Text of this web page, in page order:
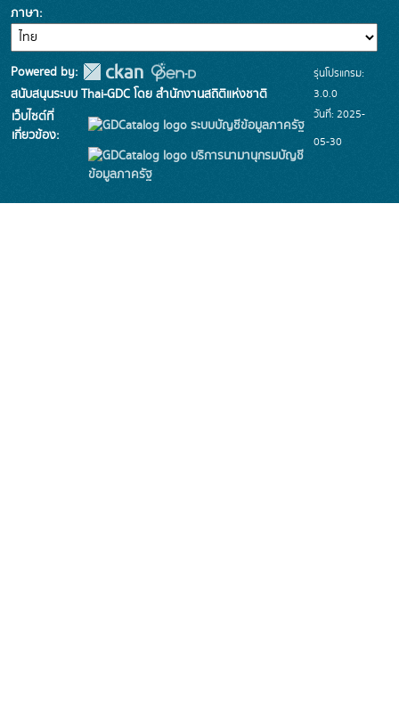
ภาษา
Powered by:
สนับสนุนระบบ Thai-GDC โดย สำนักงานสถิติแห่งชาติ
เว็บไซต์ที่
เกี่ยวข้อง:
ระบบบัญชีข้อมูลภาครัฐ
บริการนามานุกรมบัญชี
ข้อมูลภาครัฐ
รุ่นโปรแกรม:
3.0.0
วันที่: 2025-
05-30